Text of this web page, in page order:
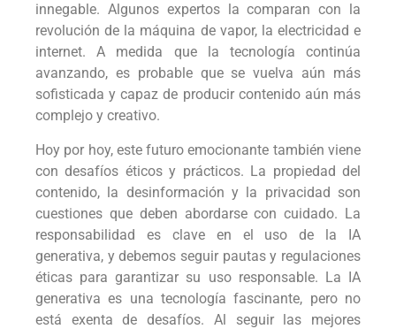
innegable. Algunos expertos la comparan con la
revolución de la máquina de vapor, la electricidad e
internet. A medida que la tecnología continúa
avanzando, es probable que se vuelva aún más
sofisticada y capaz de producir contenido aún más
complejo y creativo.
Hoy por hoy, este futuro emocionante también viene
con desafíos éticos y prácticos. La propiedad del
contenido, la desinformación y la privacidad son
cuestiones que deben abordarse con cuidado. La
responsabilidad es clave en el uso de la IA
generativa, y debemos seguir pautas y regulaciones
éticas para garantizar su uso responsable. La IA
generativa es una tecnología fascinante, pero no
está exenta de desafíos. Al seguir las mejores